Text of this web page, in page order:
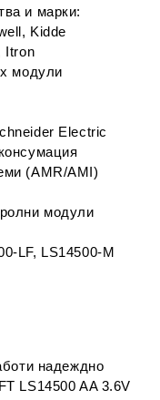
и марки:
Kidde
Itron
модули
Electric
(AMR/AMI)
модули
LS14500‑M
надеждно
LS14500 AA 3.6V